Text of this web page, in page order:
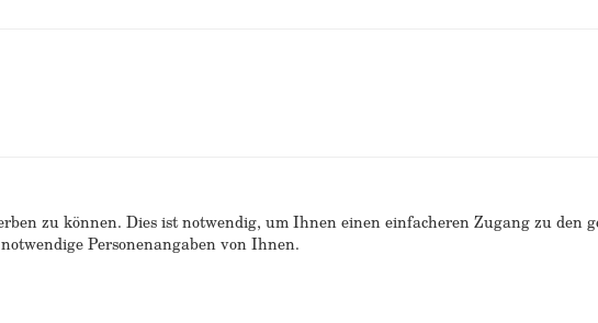
zu können. Dies ist notwendig, um Ihnen einen einfacheren Zugang zu den
Personenangaben von Ihnen.